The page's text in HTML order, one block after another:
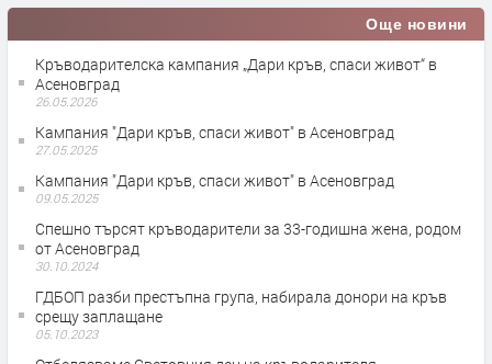
Още новини
Кръводарителска кампания „Дари кръв, спаси живот“ в
Асеновград
26.05.2026
Кампания "Дари кръв, спаси живот" в Асеновград
27.05.2025
Кампания "Дари кръв, спаси живот" в Асеновград
09.05.2025
Спешно търсят кръводарители за 33-годишна жена, родом
от Асеновград
30.10.2024
ГДБОП разби престъпна група, набирала донори на кръв
срещу заплащане
05.10.2023